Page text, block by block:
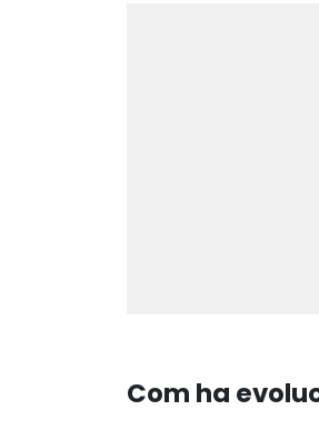
Com ha